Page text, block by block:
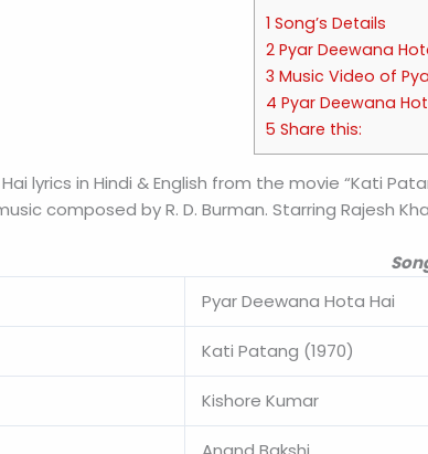
1 Song’s Details
2 Pyar Deewana
3 Music Video of
4 Pyar Deewana
5 Share this:
lyrics in Hindi & English from the movie “Kati
composed by R. D. Burman. Starring Rajesh
Pyar Deewana Hota Hai
Kati Patang (1970)
Kishore Kumar